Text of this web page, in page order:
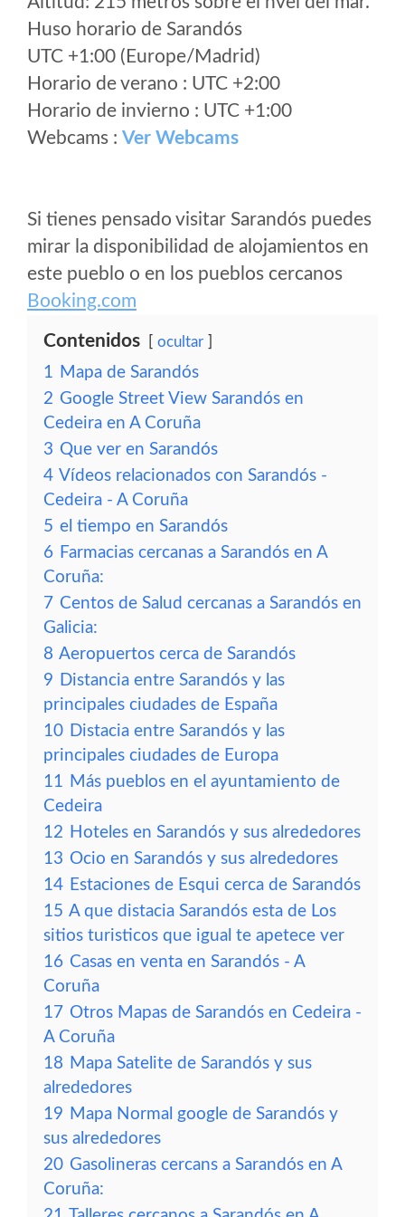
Huso horario de Sarandós
UTC +1:00 (Europe/Madrid)
Horario de verano : UTC +2:00
Horario de invierno : UTC +1:00
Webcams : Ver Webcams
Si tienes pensado visitar Sarandós puedes
mirar la disponibilidad de alojamientos en
este pueblo o en los pueblos cercanos
Booking.com
Contenidos ocultar
1 Mapa de Sarandós
2 Google Street View Sarandós en
Cedeira en A Coruña
3 Que ver en Sarandós
4 Vídeos relacionados con Sarandós -
Cedeira - A Coruña
5 el tiempo en Sarandós
6 Farmacias cercanas a Sarandós en A
Coruña:
7 Centos de Salud cercanas a Sarandós en
Galicia:
8 Aeropuertos cerca de Sarandós
9 Distancia entre Sarandós y las
principales ciudades de España
10 Distacia entre Sarandós y las
principales ciudades de Europa
11 Más pueblos en el ayuntamiento de
Cedeira
12 Hoteles en Sarandós y sus alrededores
13 Ocio en Sarandós y sus alrededores
14 Estaciones de Esqui cerca de Sarandós
15 A que distacia Sarandós esta de Los
sitios turisticos que igual te apetece ver
16 Casas en venta en Sarandós - A
Coruña
17 Otros Mapas de Sarandós en Cedeira -
A Coruña
18 Mapa Satelite de Sarandós y sus
alrededores
19 Mapa Normal google de Sarandós y
sus alrededores
20 Gasolineras cercans a Sarandós en A
Coruña: